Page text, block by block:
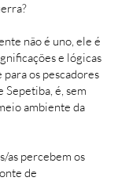
não é uno, ele é
e lógicas
os pescadores
Sepetiba, é, sem
ambiente da
as percebem os
de